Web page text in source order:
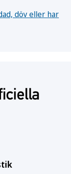
döv eller har